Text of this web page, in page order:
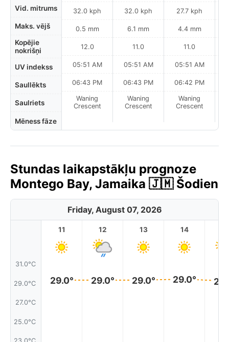
Vid. mitrums
Maks. vējš
Kopējie
nokrišņi
UV indekss
Saullēkts
Saulriets
Mēness fāze
32.0 kph
0.5 mm
12.0
05:51 AM
06:43 PM
Waning
Crescent
32.0 kph
6.1 mm
11.0
05:51 AM
06:43 PM
Waning
Crescent
27.7 kph
4.4 mm
11.0
05:51 AM
06:42 PM
Waning
Crescent
Stundas laikapstākļu prognoze
Montego Bay, Jamaika 🇯🇲 Šodien
Friday, August 07, 2026
31.0°C
29.0°C
27.0°C
25.0°C
23.0°C
11
29.0°
12
29.0°
13
29.0°
14
29.0°